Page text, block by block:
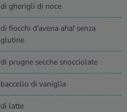
di gherigli di noce
di fiocchi d'avena aha! senza
glutine
di prugne secche snocciolate
baccello di vaniglia
di latte